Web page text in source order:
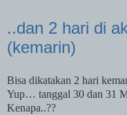
..dan 2 hari di
(kemarin)
Bisa dikatakan 2 hari
Yup… tanggal 30 dan 31
Kenapa..??